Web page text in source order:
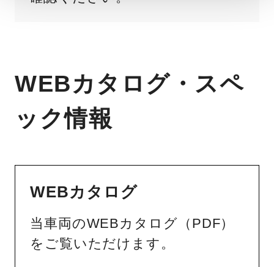
WEBカタログ・スペ
ック情報
WEBカタログ
当車両のWEBカタログ（PDF）
をご覧いただけます。